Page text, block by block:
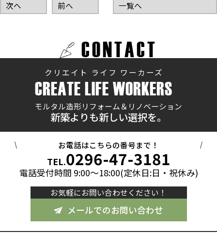
次へ 前へ 一覧へ
CONTACT
クリエイト ライフ ワーカーズ
CREATE LIFE WORKERS
モルタル造形リフォーム＆リノベーション
新築よりも新しい選択を。
お電話はこちらの番号まで！
TEL.0296-47-3181
電話受付時間 9:00～18:00(定休日:日・祝休み)
お気軽にお問い合わせください！
メールでのお問い合わせ